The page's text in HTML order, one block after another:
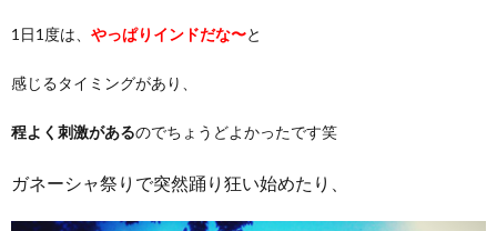
1日1度は、 やっぱりインドだな〜と
感じるタイミングがあり、
程よく刺激があるのでちょうどよかったです笑
ガネーシャ祭りで突然踊り狂い始めたり、